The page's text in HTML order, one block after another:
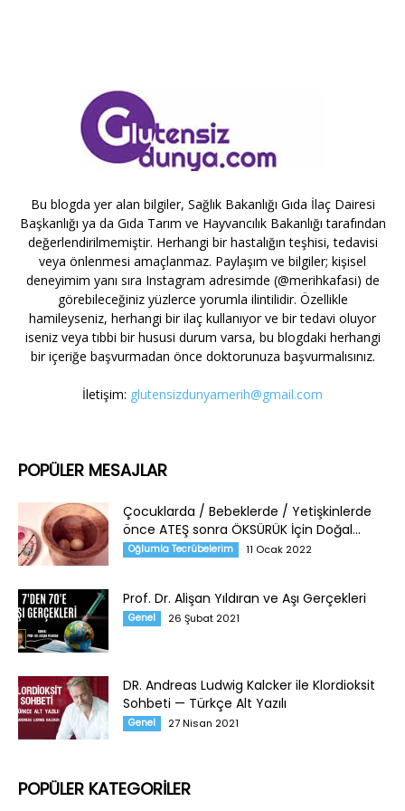
Bu blogda yer alan bilgiler, Sağlık Bakanlığı Gıda İlaç Dairesi
Başkanlığı ya da Gıda Tarım ve Hayvancılık Bakanlığı tarafından
değerlendirilmemiştir. Herhangi bir hastalığın teşhisi, tedavisi
veya önlenmesi amaçlanmaz. Paylaşım ve bilgiler; kişisel
deneyimim yanı sıra Instagram adresimde (@merihkafasi) de
görebileceğiniz yüzlerce yorumla ilintilidir. Özellikle
hamileyseniz, herhangi bir ilaç kullanıyor ve bir tedavi oluyor
iseniz veya tıbbi bir hususi durum varsa, bu blogdaki herhangi
bir içeriğe başvurmadan önce doktorunuza başvurmalısınız.
İletişim: glutensizdunyamerih@gmail.com
POPÜLER MESAJLAR
Çocuklarda / Bebeklerde / Yetişkinlerde
önce ATEŞ sonra ÖKSÜRÜK İçin Doğal...
Oğlumla Tecrübelerim 11 Ocak 2022
Prof. Dr. Alişan Yıldıran ve Aşı Gerçekleri
Genel 26 Şubat 2021
DR. Andreas Ludwig Kalcker ile Klordioksit
Sohbeti — Türkçe Alt Yazılı
Genel 27 Nisan 2021
POPÜLER KATEGORİLER